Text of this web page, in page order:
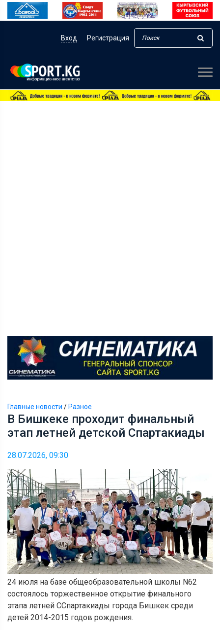
Вход Регистрация
Главные новости / Разное
В Бишкеке проходит финальный
этап летней детской Спартакиады
28.07.2026, 09:30
24 июля на базе общеобразовательной школы N62
состоялось торжественное открытие финального
этапа летней CCпартакиады города Бишкек среди
детей 2014-2015 годов рождения.